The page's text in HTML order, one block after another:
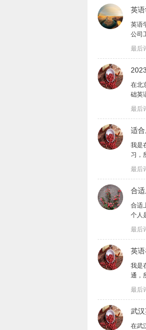
英
英语
公司
最后
在北
础英
最后
适
我是
习，
最后
合
合适
个人
最后
英
我是
通，
最后
武
在武